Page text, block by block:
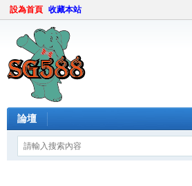
設為首頁 收藏本站
論壇